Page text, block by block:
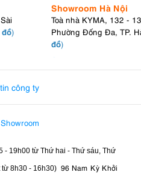
đồ)
Showroom Hà Nội
Toà nhà KYMA, 132 -
Phường Đống Đa, TP.
đồ)
công ty
- 19h00 từ Thứ hai - Thứ sáu, Thứ
từ 8h30 - 16h30) 96 Nam Kỳ Khởi